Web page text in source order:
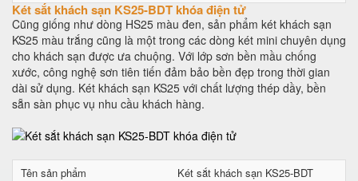
Két sắt khách sạn KS25-BDT khóa điện tử
Cũng giống như dòng HS25 màu đen, sản phẩm két khách sạn
KS25 màu trắng cũng là một trong các dòng két mini chuyên dụng
cho khách sạn được ưa chuộng. Với lớp sơn bền mầu chống
xước, công nghệ sơn tiên tiến đảm bảo bền đẹp trong thời gian
dài sử dụng. Két khách sạn KS25 với chất lượng thép dầy, bền
sẵn sàn phục vụ nhu cầu khách hàng.
Tên sản phẩm
Két sắt khách sạn KS25-BDT